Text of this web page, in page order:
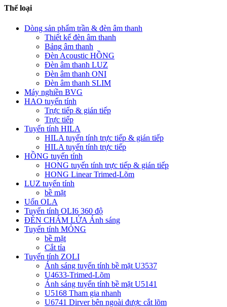
Thể loại
Dòng sản phẩm trần & đèn âm thanh
Thiết kế đèn âm thanh
Bảng âm thanh
Đèn Acoustic HỒNG
Đèn âm thanh LUZ
Đèn âm thanh ONI
Đèn âm thanh SLIM
Máy nghiền BVG
HAO tuyến tính
Trực tiếp & gián tiếp
Trực tiếp
Tuyến tính HILA
HILA tuyến tính trực tiếp & gián tiếp
HILA tuyến tính trực tiếp
HỒNG tuyến tính
HONG tuyến tính trực tiếp & gián tiếp
HONG Linear Trimed-Lõm
LUZ tuyến tính
bề mặt
Uốn OLA
Tuyến tính OLI6 360 độ
ĐÈN CHÁM LỬA Ánh sáng
Tuyến tính MỎNG
bề mặt
Cắt tỉa
Tuyến tính ZOLI
Ánh sáng tuyến tính bề mặt U3537
U4633-Trimed-Lõm
Ánh sáng tuyến tính bề mặt U5141
U5168 Tham gia nhanh
U6741 Dirver bên ngoài được cắt lõm